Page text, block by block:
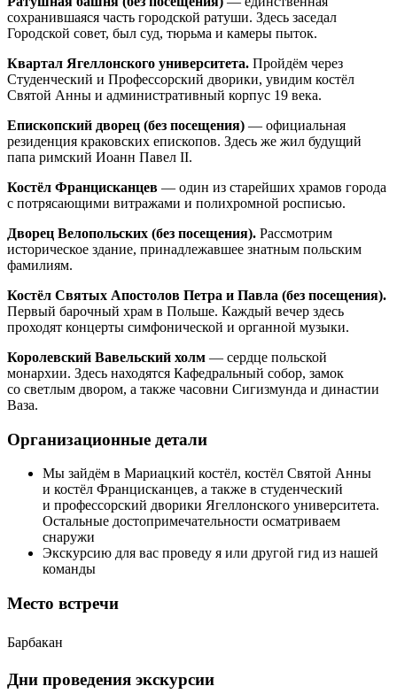
сохранившаяся часть городской ратуши. Здесь заседал
Городской совет, был суд, тюрьма и камеры пыток.
Квартал Ягеллонского университета. Пройдём через
Студенческий и Профессорский дворики, увидим костёл
Святой Анны и административный корпус 19 века.
Епископский дворец (без посещения) — официальная
резиденция краковских епископов. Здесь же жил будущий
папа римский Иоанн Павел II.
Костёл Францисканцев — один из старейших храмов города
с потрясающими витражами и полихромной росписью.
Дворец Велопольских (без посещения). Рассмотрим
историческое здание, принадлежавшее знатным польским
фамилиям.
Костёл Святых Апостолов Петра и Павла (без посещения).
Первый барочный храм в Польше. Каждый вечер здесь
проходят концерты симфонической и органной музыки.
Королевский Вавельский холм — сердце польской
монархии. Здесь находятся Кафедральный собор, замок
со светлым двором, а также часовни Сигизмунда и династии
Ваза.
Организационные детали
Мы зайдём в Мариацкий костёл, костёл Святой Анны
и костёл Францисканцев, а также в студенческий
и профессорский дворики Ягеллонского университета.
Остальные достопримечательности осматриваем
снаружи
Экскурсию для вас проведу я или другой гид из нашей
команды
Место встречи
Барбакан
Дни проведения экскурсии